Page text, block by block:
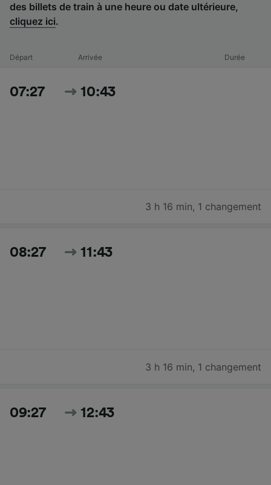
des billets de train à une heure ou date ultérieure,
cliquez ici.
Départ Arrivée Durée
07:27 10:43
3 h 16 min, 1 changement
08:27 11:43
3 h 16 min, 1 changement
09:27 12:43